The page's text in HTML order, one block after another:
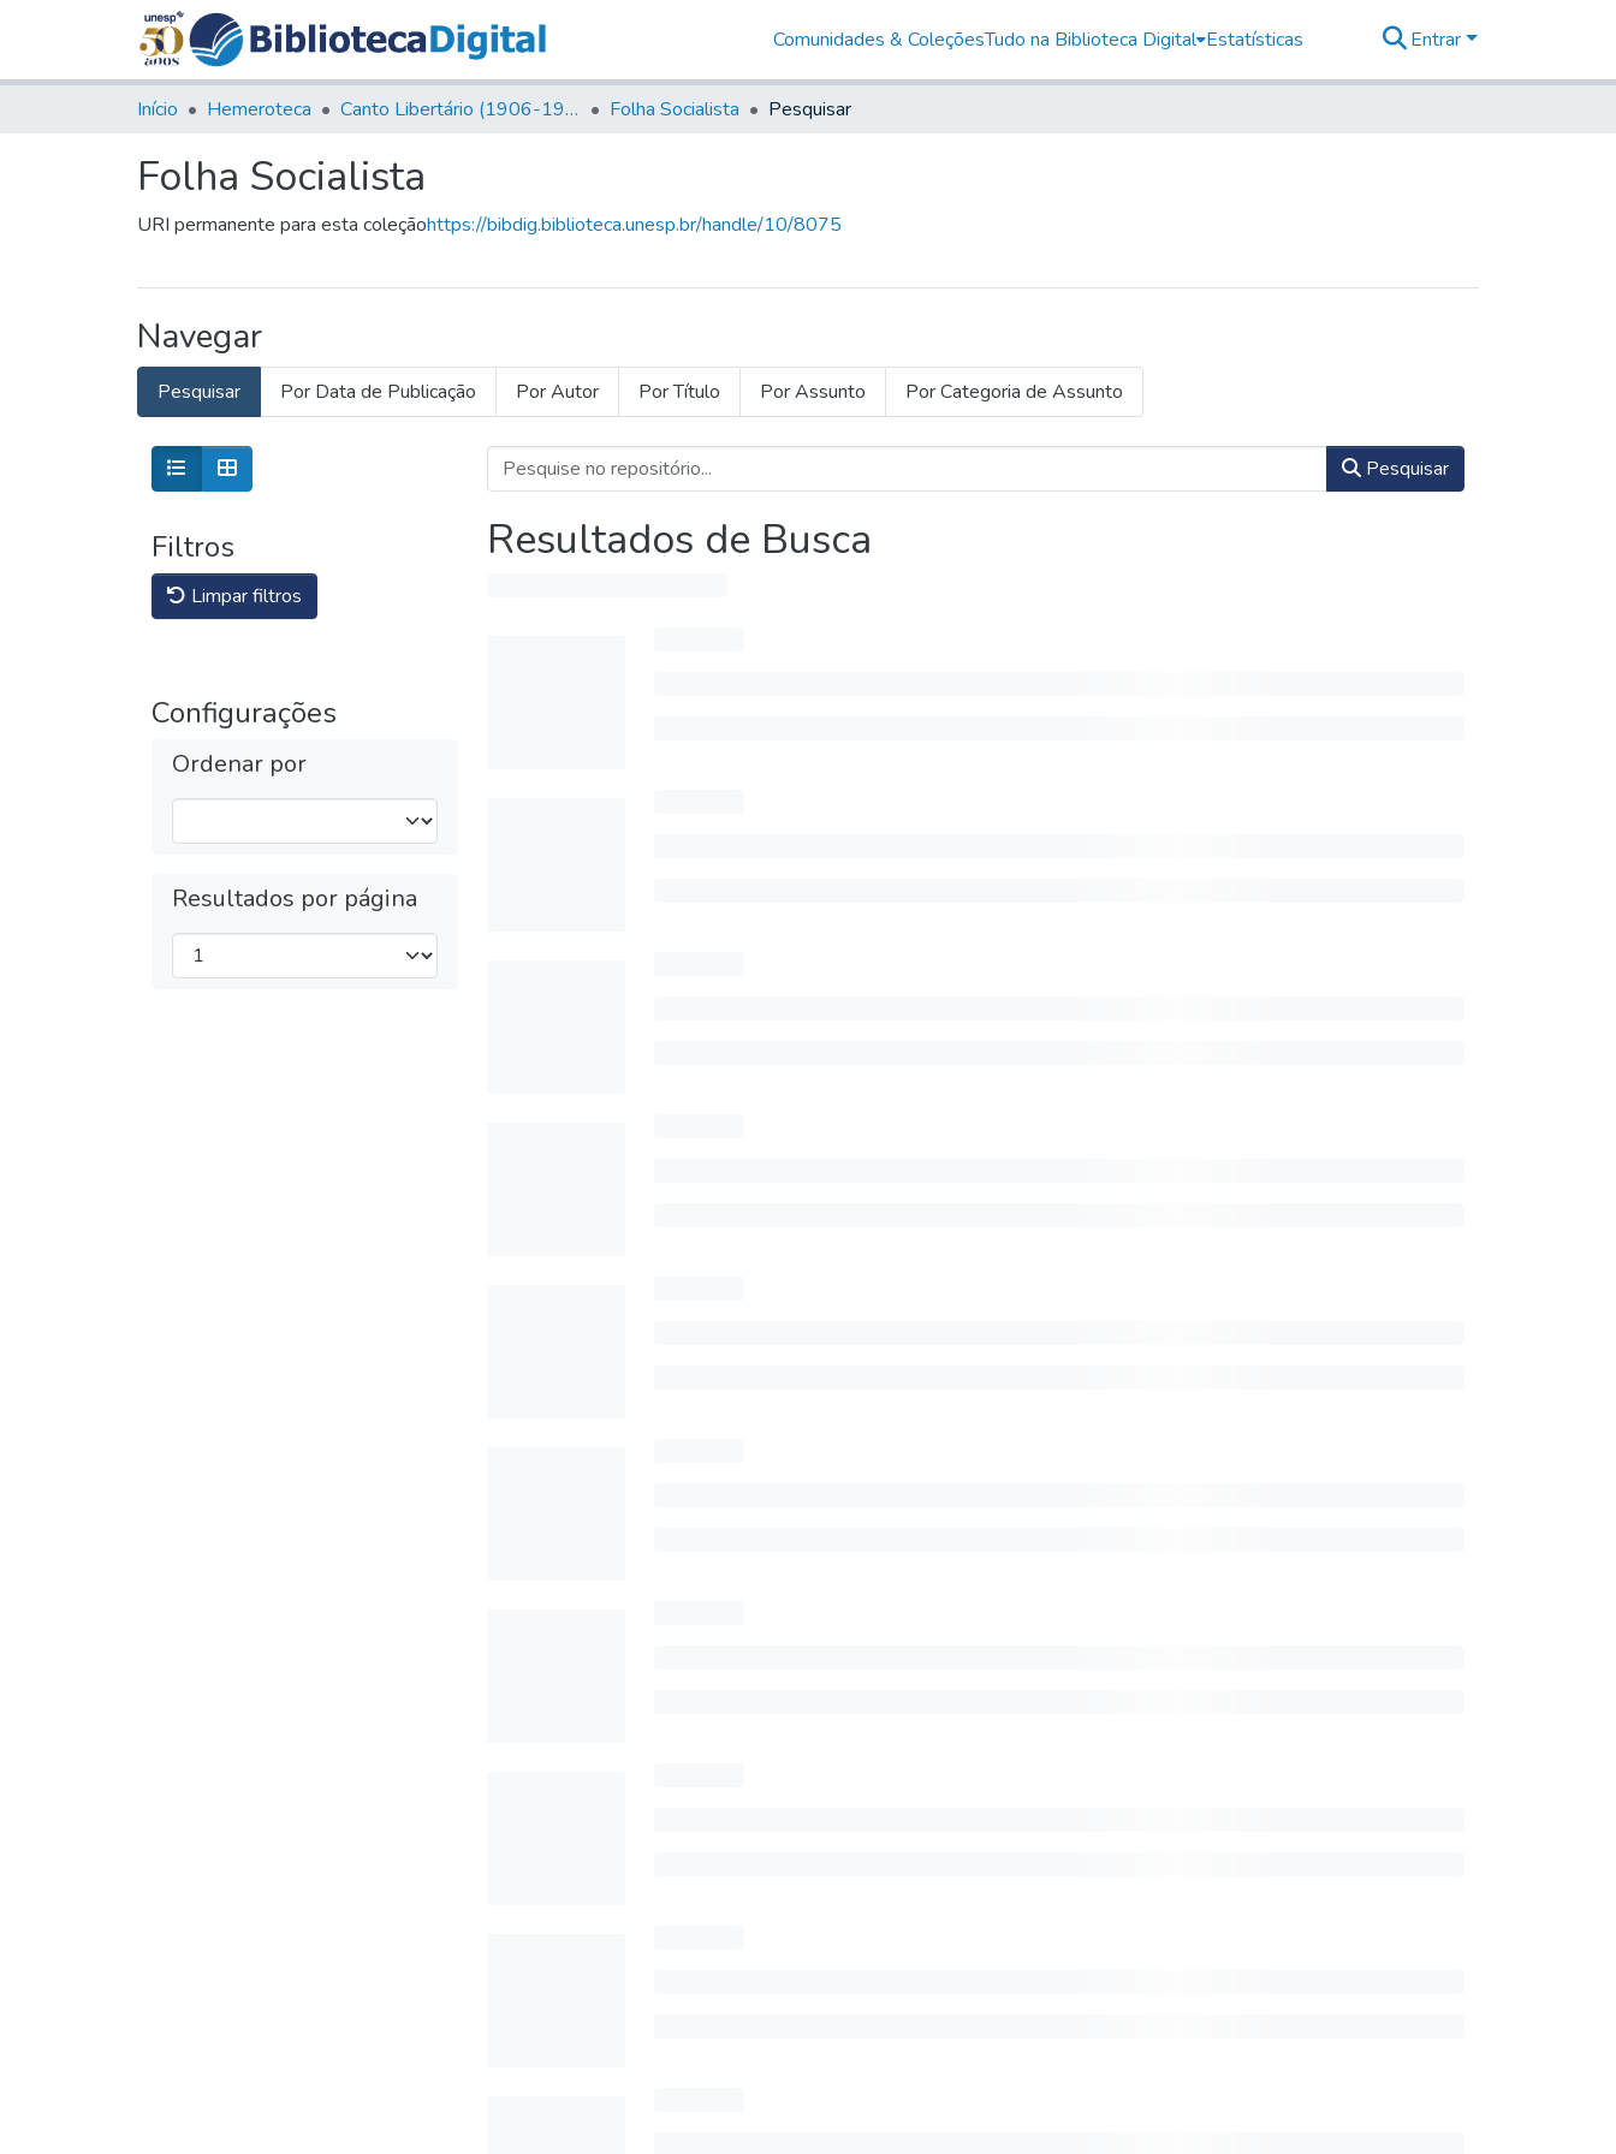
Comunidades & ColeçõesTudo na Biblioteca Digital Estatísticas Entrar
Início Hemeroteca Canto Libertário (1906-1995) Folha Socialista Pesquisar
Folha Socialista
URI permanente para esta coleçãohttps://bibdig.biblioteca.unesp.br/handle/10/8075
Navegar
Pesquisar Por Data de Publicação Por Autor Por Título Por Assunto Por Categoria de Assunto
Filtros
Limpar filtros
Configurações
Ordenar por
Resultados por página
Pesquisar
Resultados de Busca